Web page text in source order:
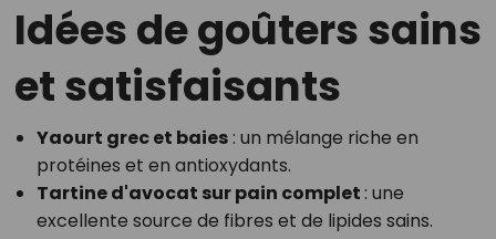
Idées de goûters sains
et satisfaisants
Yaourt grec et baies: un mélange riche en
protéines et en antioxydants.
Tartine d'avocat sur pain complet : une
excellente source de fibres et de lipides sains.